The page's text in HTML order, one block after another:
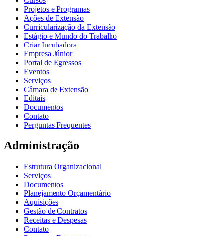
Projetos e Programas
Ações de Extensão
Curricularização da Extensão
Estágio e Mundo do Trabalho
Criar Incubadora
Empresa Júnior
Portal de Egressos
Eventos
Serviços
Câmara de Extensão
Editais
Documentos
Contato
Perguntas Frequentes
Administração
Estrutura Organizacional
Serviços
Documentos
Planejamento Orçamentário
Aquisições
Gestão de Contratos
Receitas e Despesas
Contato